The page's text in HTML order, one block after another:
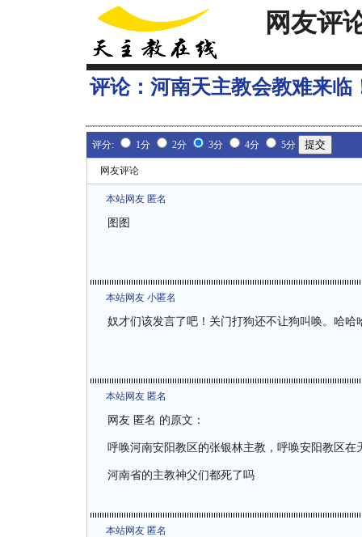
网友评
评论： 河南天主教会教难来临
评分: 1分 2分 3分 4分 5分
网友评论
本站网友 匿名
图图
本站网友 小匿名
奴才们该发言了吧！关门打狗还不让狗叫唤。哈哈
本站网友 匿名
网友 匿名 的原文：
呼唤河南安阳教区的张银林主教，呼唤安阳教区
河南省的主教神父们都死了吗
本站网友 匿名